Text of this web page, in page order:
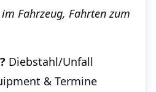
Fahrzeug, Fahrten zum
Diebstahl/Unfall
& Termine